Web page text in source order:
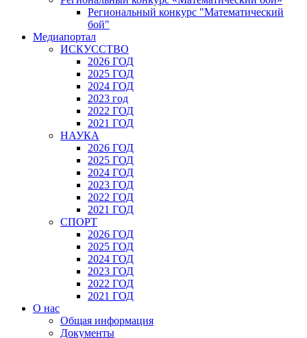
Региональный конкурс "Математический
бой"
Медиапортал
ИСКУССТВО
2026 ГОД
2025 ГОД
2024 ГОД
2023 год
2022 ГОД
2021 ГОД
НАУКА
2026 ГОД
2025 ГОД
2024 ГОД
2023 ГОД
2022 ГОД
2021 ГОД
СПОРТ
2026 ГОД
2025 ГОД
2024 ГОД
2023 ГОД
2022 ГОД
2021 ГОД
О нас
Общая информация
Документы